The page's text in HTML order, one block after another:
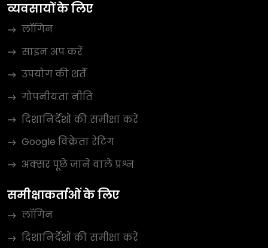
व्यवसायों के लिए
लॉगिन
साइन अप करें
उपयोग की शर्तें
गोपनीयता नीति
दिशानिर्देशों की समीक्षा करें
Google विक्रेता रेटिंग
अक्सर पूछे जाने वाले प्रश्न
समीक्षाकर्ताओं के लिए
लॉगिन
दिशानिर्देशों की समीक्षा करें